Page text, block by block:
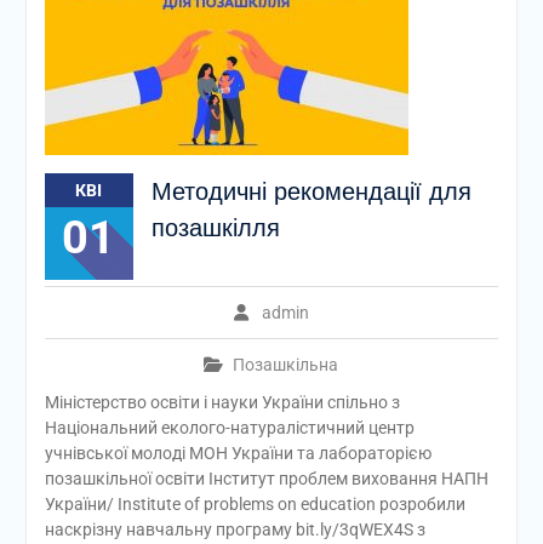
КВІ
01
Методичні рекомендації для
позашкілля
admin
Позашкільна
Міністерство освіти і науки України спільно з
Національний еколого-натуралістичний центр
учнівської молоді МОН України та лабораторією
позашкільної освіти Інститут проблем виховання НАПН
України/ Institute of problems on education розробили
наскрізну навчальну програму bit.ly/3qWEX4S з